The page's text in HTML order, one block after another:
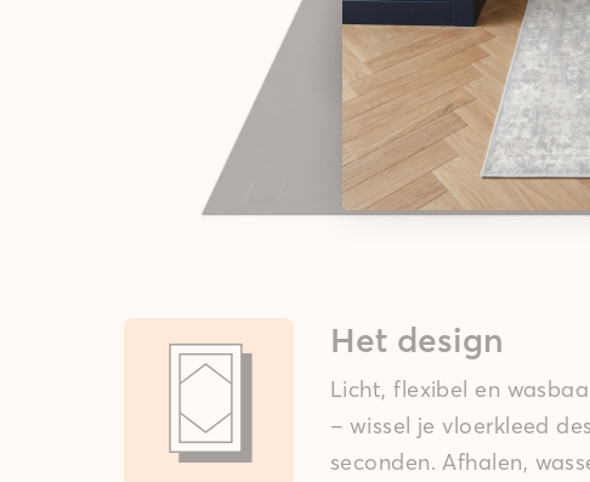
Het design
Licht, flexibel en
– wissel je vloerkleed
seconden. Afhalen,